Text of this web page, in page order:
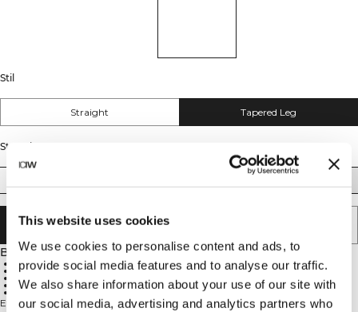
This website uses cookies
We use cookies to personalise content and ads, to
provide social media features and to analyse our traffic.
We also share information about your use of our site with
our social media, advertising and analytics partners who
Stil
Straight Tapered Leg
Størrelse
LEGG I HANDLEKURVEN
Beskrivelse
Myk børstet fleece
Smalnet benfasong
Elastisk midjebånd
Midjesnøring
Lommer
Everyday Tapered Sweatpants er ditt komfortplagg for hverdagen, laget av